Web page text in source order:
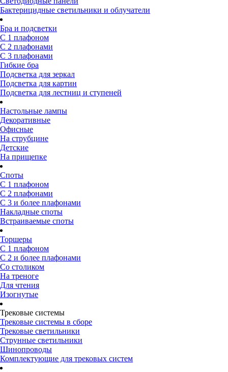
Бактерицидные светильники и облучатели
Бра и подсветки
С 1 плафоном
С 2 плафонами
С 3 плафонами
Гибкие бра
Подсветка для зеркал
Подсветка для картин
Подсветка для лестниц и ступеней
Настольные лампы
Декоративные
Офисные
На струбцине
Детские
На прищепке
Споты
С 1 плафоном
С 2 плафонами
С 3 и более плафонами
Накладные споты
Встраиваемые споты
Торшеры
С 1 плафоном
С 2 и более плафонами
Со столиком
На треноге
Для чтения
Изогнутые
Трековые системы
Трековые системы в сборе
Трековые светильники
Струнные светильники
Шинопроводы
Комплектующие для трековых систем